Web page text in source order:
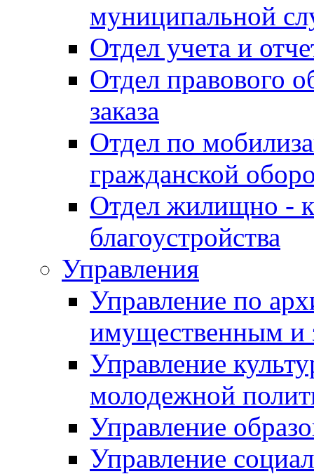
муниципальной
Отдел учета и
Отдел правового
заказа
Отдел по
гражданской
Отдел жилищно -
благоустройства
Управления
Управление по
имущественным и
Управление
молодежной
Управление
Управление